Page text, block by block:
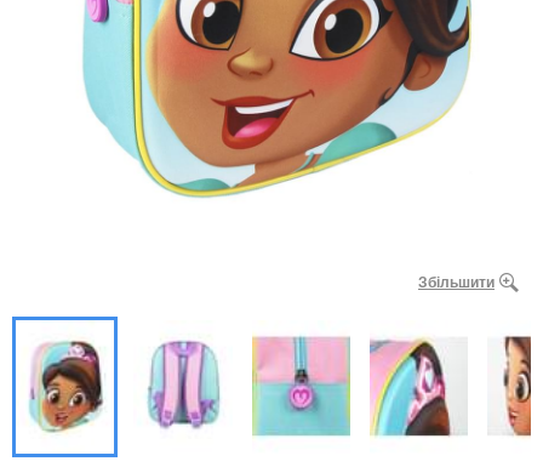
Збільшити